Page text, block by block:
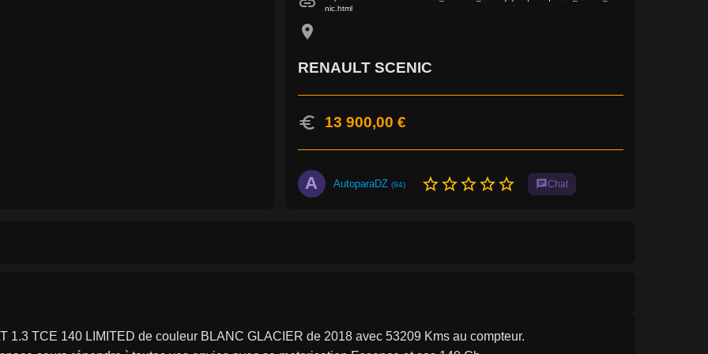
nic.html
location_on
RENAULT SCENIC
euro 13 900,00 €
A AutoparaDZ (94) star_borderstar_borderstar_borderstar_borderstar_border chatChat
1.3 TCE 140 LIMITED de couleur BLANC GLACIER de 2018 avec 53209 Kms au compteur.